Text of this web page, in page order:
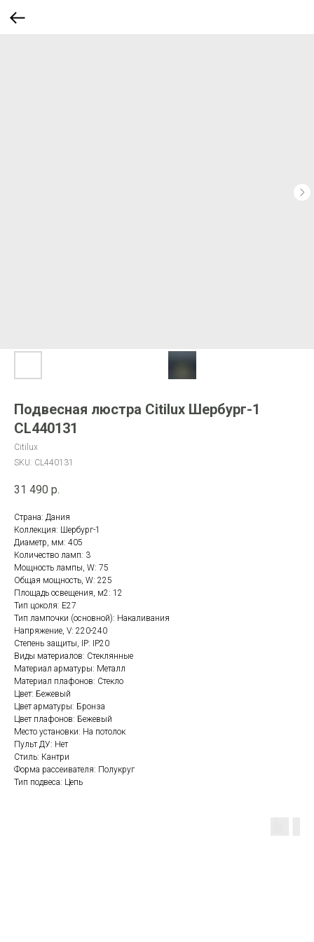
Подвесная люстра Citilux Шербург-1
CL440131
Citilux
SKU: CL440131
31 490 р.
Страна: Дания
Коллекция: Шербург-1
Диаметр, мм: 405
Количество ламп: 3
Мощность лампы, W: 75
Общая мощность, W: 225
Площадь освещения, м2: 12
Тип цоколя: E27
Тип лампочки (основной): Накаливания
Напряжение, V: 220-240
Степень защиты, IP: IP20
Виды материалов: Стеклянные
Материал арматуры: Металл
Материал плафонов: Стекло
Цвет: Бежевый
Цвет арматуры: Бронза
Цвет плафонов: Бежевый
Место установки: На потолок
Пульт ДУ: Нет
Стиль: Кантри
Форма рассеивателя: Полукруг
Тип подвеса: Цепь